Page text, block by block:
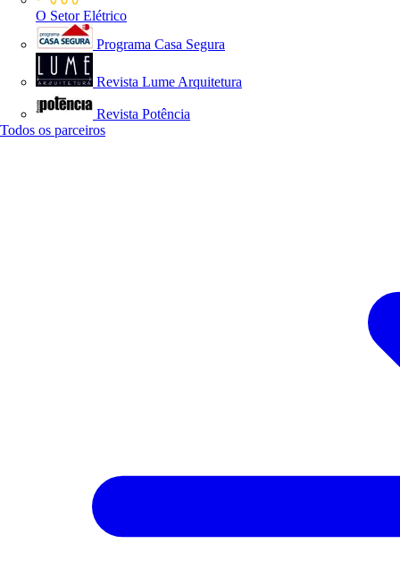
O Setor Elétrico
Programa Casa Segura
Revista Lume Arquitetura
Revista Potência
Todos os parceiros